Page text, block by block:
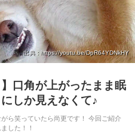
出典 : https://youtu.be/DpR64YDNkHY
口角が上がったまま眠
しか見えなくて♪
ら笑っていたら尚更です！ 今回ご紹介
した！！